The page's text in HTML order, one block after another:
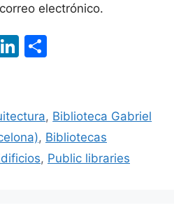
electrónico.
Li
e
dI
n
p
ar
tir
, Biblioteca Gabriel
, Bibliotecas
, Public libraries